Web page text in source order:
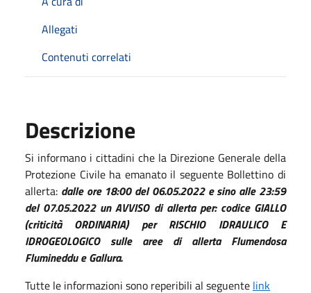
Allegati
Contenuti correlati
Descrizione
Si informano i cittadini che la Direzione Generale della
Protezione Civile ha emanato il seguente Bollettino di
allerta: dalle ore 18:00 del 06.05.2022 e sino alle 23:59
del 07.05.2022 un AVVISO di allerta per: codice GIALLO
(criticità ORDINARIA) per RISCHIO IDRAULICO E
IDROGEOLOGICO sulle aree di allerta Flumendosa
Flumineddu e Gallura.
Tutte le informazioni sono reperibili al seguente link